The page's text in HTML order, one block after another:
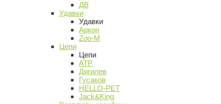
ДВ
Удавки
Удавки
Аркон
Zoo-M
Цепи
Цепи
АТР
Дягилев
Гусаков
HELLO-PET
Jack&King